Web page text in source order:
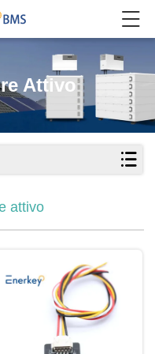
Attivo
attivo